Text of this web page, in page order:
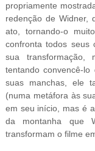
propriamente
redenção de Widner,
ato, tornando-o
confronta todos seus
sua transformação,
tentando convencê-
suas manchas, ele
(numa metáfora às
em seu início, mas é
da montanha que
transformam o filme